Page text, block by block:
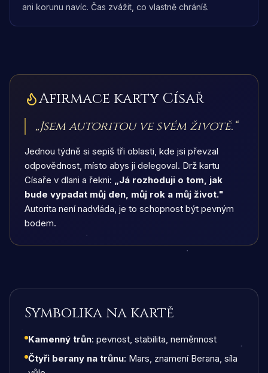
ani korunu navíc. Čas zvážit, co vlastně chráníš.
Afirmace karty Císař
„Jsem autoritou ve svém životě.“
Jednou týdně si sepiš tři oblasti, kde jsi převzal
odpovědnost, místo abys ji delegoval. Drž kartu
Císaře v dlani a řekni: „Já rozhoduji o tom, jak
bude vypadat můj den, můj rok a můj život."
Autorita není nadvláda, je to schopnost být pevným
bodem.
Symbolika na kartě
Kamenný trůn: pevnost, stabilita, neměnnost
Čtyři berany na trůnu: Mars, znamení Berana, síla